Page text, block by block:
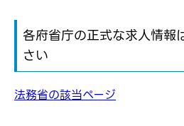
各府省庁の正式な求人情報
さい
法務省の該当ページ